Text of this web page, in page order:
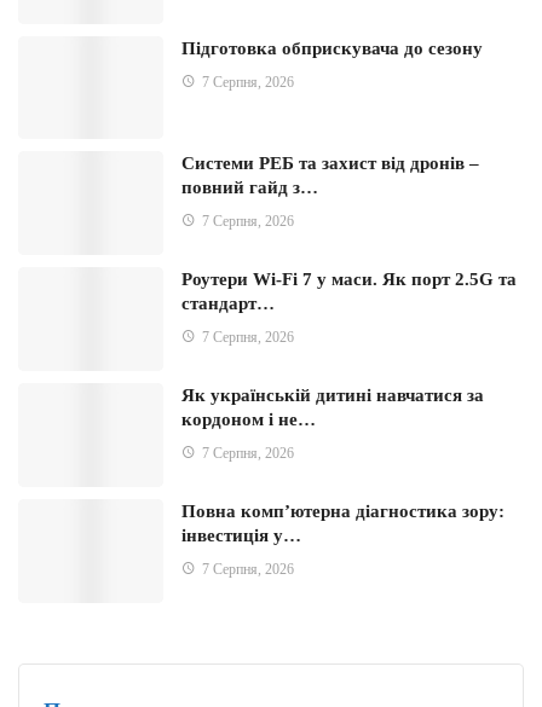
Підготовка обприскувача до сезону
7 Серпня, 2026
Системи РЕБ та захист від дронів –
повний гайд з…
7 Серпня, 2026
Роутери Wi-Fi 7 у маси. Як порт 2.5G та
стандарт…
7 Серпня, 2026
Як українській дитині навчатися за
кордоном і не…
7 Серпня, 2026
Повна комп’ютерна діагностика зору:
інвестиція у…
7 Серпня, 2026